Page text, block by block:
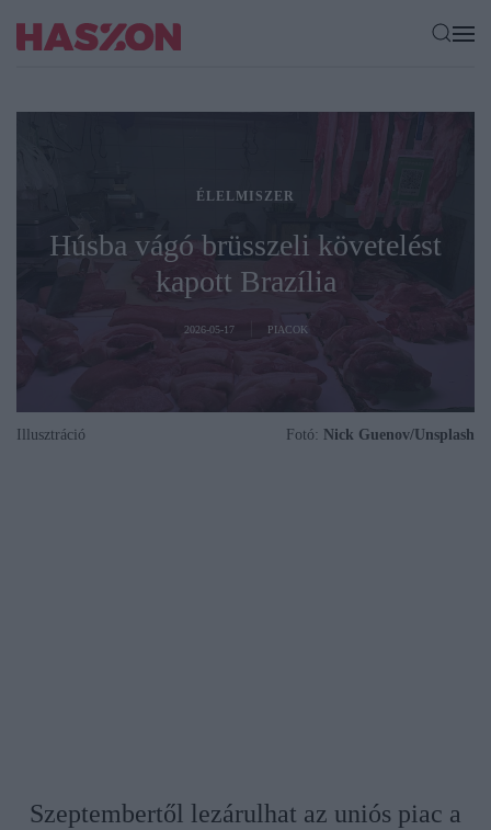
ÉLELMISZER
Húsba vágó brüsszeli követelést
kapott Brazília
2026-05-17 PIACOK
Illusztráció Fotó: Nick Guenov/Unsplash
Szeptembertől lezárulhat az uniós piac a